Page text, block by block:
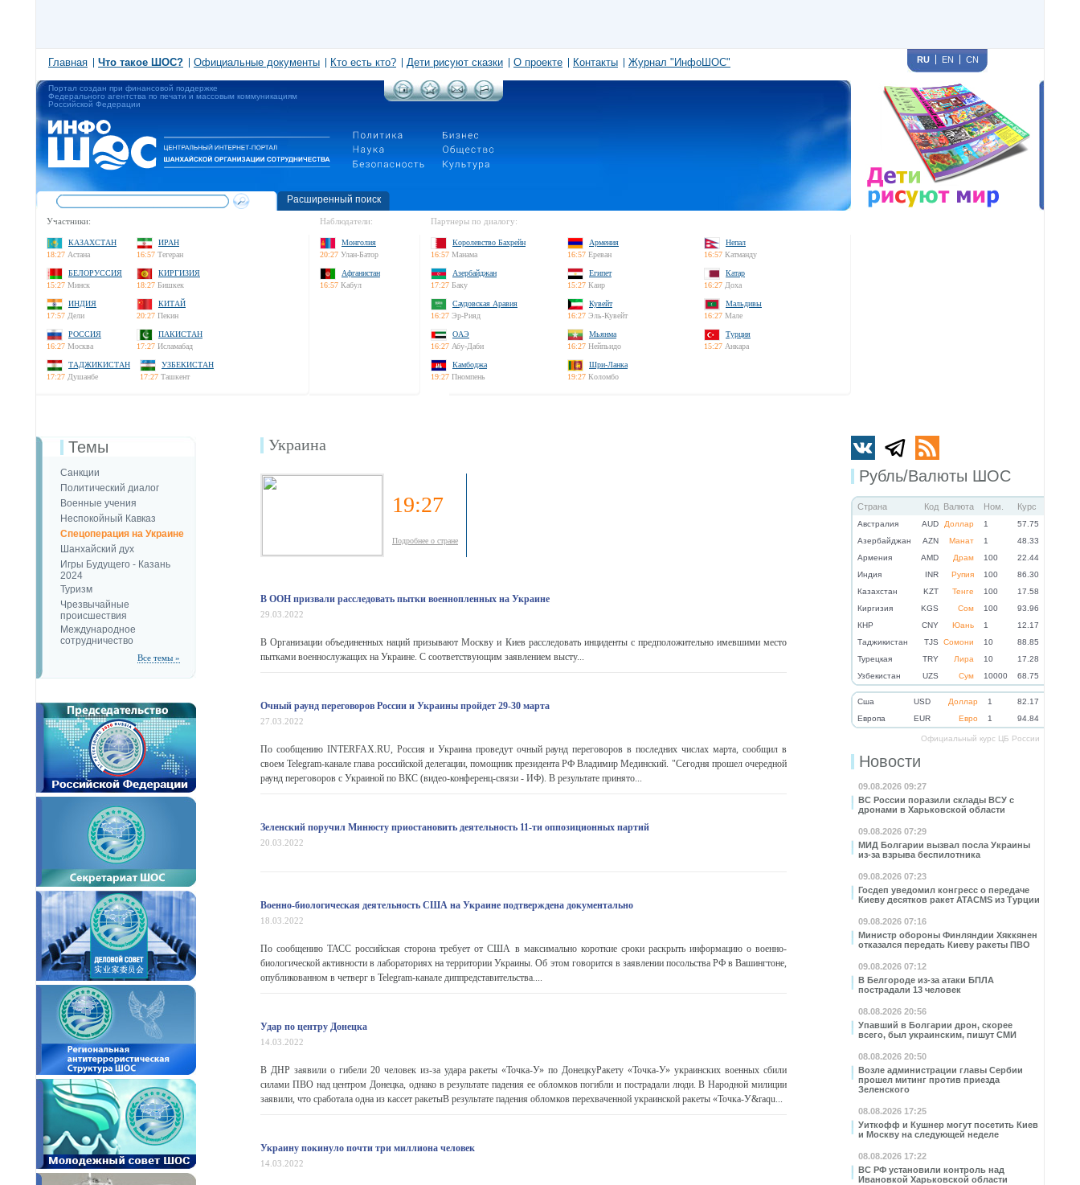
Главная Что такое ШОС? Официальные документы Кто есть кто? Дети рисуют сказки О проекте Контакты Журнал "ИнфоШОС" RU EN CN
Портал создан при финансовой поддержке
Федерального агентства по печати и массовым коммуникациям
Российской Федерации
Расширенный поиск
Участники:
КАЗАХСТАН
18:27 Астана
ИРАН
16:57 Тегеран
БЕЛОРУССИЯ
15:27 Минск
КИРГИЗИЯ
18:27 Бишкек
ИНДИЯ
17:57 Дели
КИТАЙ
20:27 Пекин
РОССИЯ
16:27 Москва
ПАКИСТАН
17:27 Исламабад
ТАДЖИКИСТАН
17:27 Душанбе
УЗБЕКИСТАН
17:27 Ташкент
Наблюдатели:
Монголия
20:27 Улан-Батор
Афганистан
16:57 Кабул
Партнеры по диалогу:
Королевство Бахрейн
16:57 Манама
Армения
16:57 Ереван
Непал
16:57 Катманду
Азербайджан
17:27 Баку
Египет
15:27 Каир
Катар
16:27 Доха
Саудовская Аравия
16:27 Эр-Рияд
Кувейт
16:27 Эль-Кувейт
Мальдивы
16:27 Мале
ОАЭ
16:27 Абу-Даби
Мьянма
16:27 Нейпьидо
Турция
15:27 Анкара
Камбоджа
19:27 Пномпень
Шри-Ланка
19:27 Коломбо
Рубль/Валюты ШОС
Страна Код Валюта Ном. Курс
Австралия AUD Доллар 1
57.75
Азербайджан
AZN Манат 1
48.33
Армения
AMD Драм 100
22.44
Индия
INR Рупия 100
86.30
Казахстан
KZT Тенге 100
17.58
Киргизия
KGS Сом 100
93.96
КНР
CNY Юань 1
12.17
Таджикистан
TJS Сомони 10
88.85
Турецкая
TRY Лира 10
17.28
Узбекистан
UZS Сум 10000 68.75
Cша USD Доллар 1
82.17
Eвропа
EUR Евро 1 94.84
Официальный курс ЦБ России
Новости
09.08.2026 09:27
ВС России поразили склады ВСУ с
дронами в Харьковской области
09.08.2026 07:29
МИД Болгарии вызвал посла Украины
из-за взрыва беспилотника
09.08.2026 07:23
Госдеп уведомил конгресс о передаче
Киеву десятков ракет ATACMS из Турции
09.08.2026 07:16
Министр обороны Финляндии Хяккянен
отказался передать Киеву ракеты ПВО
09.08.2026 07:12
В Белгороде из-за атаки БПЛА
пострадали 13 человек
08.08.2026 20:56
Упавший в Болгарии дрон, скорее
всего, был украинским, пишут СМИ
08.08.2026 20:50
Возле администрации главы Сербии
прошел митинг против приезда
Зеленского
08.08.2026 17:25
Уиткофф и Кушнер могут посетить Киев
и Москву на следующей неделе
08.08.2026 17:22
ВС РФ установили контроль над
Ивановкой Харьковской области
Темы
Санкции
Политический диалог
Военные учения
Неспокойный Кавказ
Спецоперация на Украине
Шанхайский дух
Игры Будущего - Казань
2024
Туризм
Чрезвычайные
происшествия
Международное
сотрудничество
Все темы »
Украина
19:27
Подробнее о стране
В ООН призвали расследовать пытки военнопленных на Украине
29.03.2022
В Организации объединенных наций призывают Москву и Киев расследовать инциденты с предположительно имевшими место
пытками военнослужащих на Украине. С соответствующим заявлением высту...
Очный раунд переговоров России и Украины пройдет 29-30 марта
27.03.2022
По сообщению INTERFAX.RU, Россия и Украина проведут очный раунд переговоров в последних числах марта, сообщил в
своем Telegram-канале глава российской делегации, помощник президента РФ Владимир Мединский. "Сегодня прошел очередной
раунд переговоров с Украиной по ВКС (видео-конференц-связи - ИФ). В результате принято...
Зеленский поручил Минюсту приостановить деятельность 11-ти оппозиционных партий
20.03.2022
Военно-биологическая деятельность США на Украине подтверждена документально
18.03.2022
По сообщению ТАСС российская сторона требует от США в максимально короткие сроки раскрыть информацию о военно-
биологической активности в лабораториях на территории Украины. Об этом говорится в заявлении посольства РФ в Вашингтоне,
опубликованном в четверг в Telegram-канале диппредставительства....
Удар по центру Донецка
14.03.2022
В ДНР заявили о гибели 20 человек из-за удара ракеты «Точка-У» по ДонецкуРакету «Точка-У» украинских военных сбили
силами ПВО над центром Донецка, однако в результате падения ее обломков погибли и пострадали люди. В Народной милиции
заявили, что сработала одна из кассет ракетыВ результате падения обломков перехваченной украинской ракеты «Точка-У&raqu...
Украину покинуло почти три миллиона человек
14.03.2022